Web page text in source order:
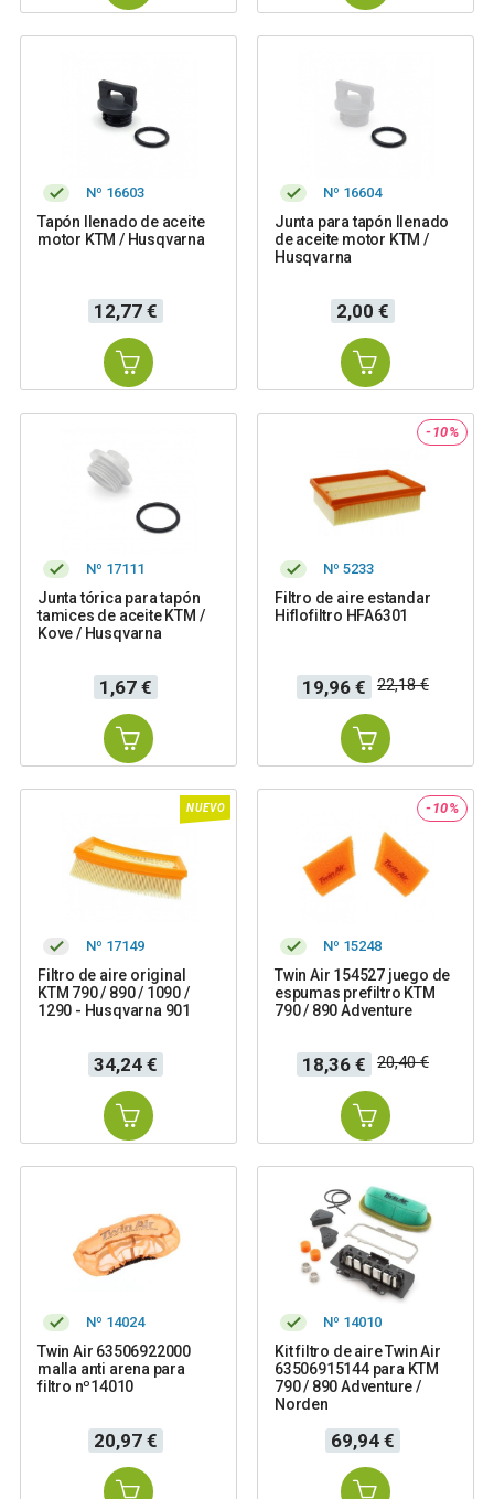
Nº 16603
Tapón llenado de aceite
motor KTM / Husqvarna
Precio
12,77 €
Nº 16604
Junta para tapón llenado
de aceite motor KTM /
Husqvarna
Precio
2,00 €
Nº 17111
Junta tórica para tapón
tamices de aceite KTM /
Kove / Husqvarna
Precio
1,67 €
-10%
Nº 5233
Filtro de aire estandar
Hiflofiltro HFA6301
Precio
19,96 €
Precio
base
22,18 €
NUEVO
Nº 17149
Filtro de aire original
KTM 790 / 890 / 1090 /
1290 - Husqvarna 901
Precio
34,24 €
-10%
Nº 15248
Twin Air 154527 juego de
espumas prefiltro KTM
790 / 890 Adventure
Precio
18,36 €
Precio
base
20,40 €
Nº 14024
Twin Air 63506922000
malla anti arena para
filtro nº14010
Precio
20,97 €
Nº 14010
Kit filtro de aire Twin Air
63506915144 para KTM
790 / 890 Adventure /
Norden
Precio
69,94 €